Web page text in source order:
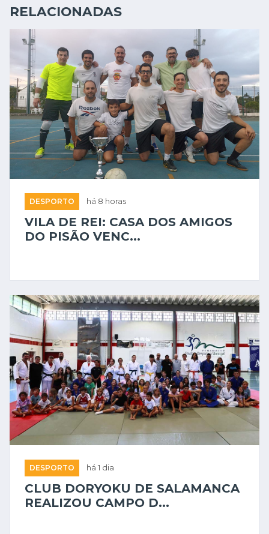
RELACIONADAS
DESPORTO há 8 horas
VILA DE REI: CASA DOS AMIGOS
DO PISÃO VENC...
DESPORTO há 1 dia
CLUB DORYOKU DE SALAMANCA
REALIZOU CAMPO D...